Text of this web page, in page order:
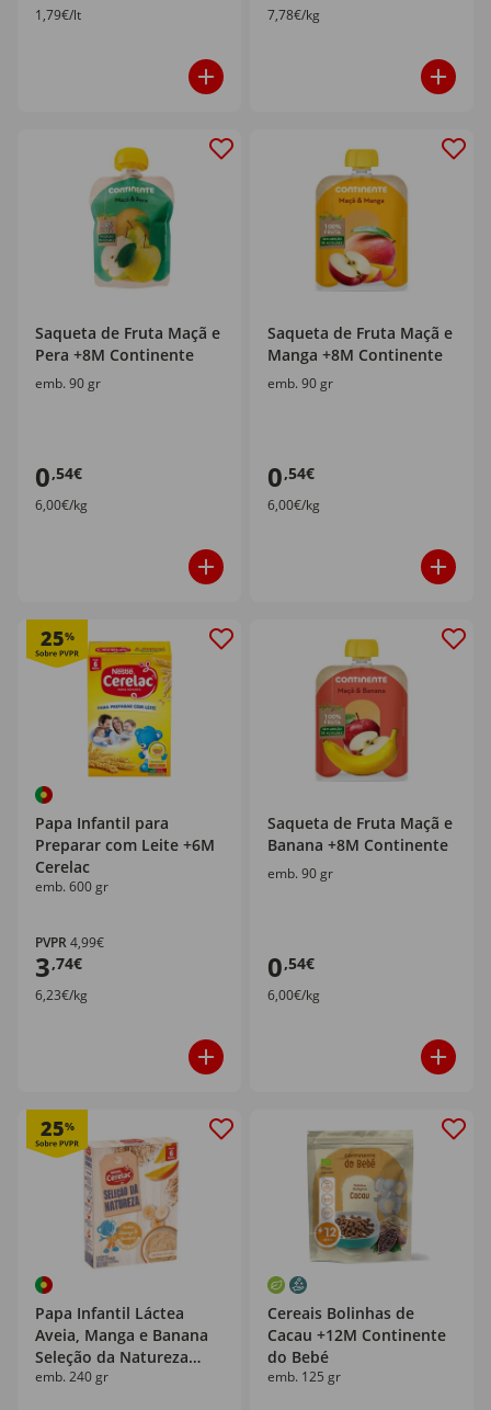
1,79€/lt 7,78€/kg
Saqueta de Fruta Maçã e
Pera +8M Continente
emb. 90 gr
0,54€
6,00€/kg
Saqueta de Fruta Maçã e
Manga +8M Continente
emb. 90 gr
0,54€
6,00€/kg
25%
Papa Infantil para
Preparar com Leite +6M
Cerelac
emb. 600 gr
PVPR4,99€
3,74€
6,23€/kg
Saqueta de Fruta Maçã e
Banana +8M Continente
emb. 90 gr
0,54€
6,00€/kg
25%
Papa Infantil Láctea
Aveia, Manga e Banana
Seleção da Natureza
+6M Cerelac
emb. 240 gr
Cereais Bolinhas de
Cacau +12M Continente
do Bebé
emb. 125 gr